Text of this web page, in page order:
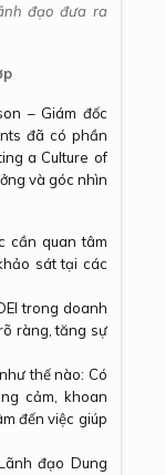
đạo đưa ra
– Giám đốc
đã có phần
a Culture of
và góc nhìn
cần quan tâm
sát tại các
trong doanh
ràng, tăng sự
thế nào: Có
cảm, khoan
đến việc giúp
đạo Dung